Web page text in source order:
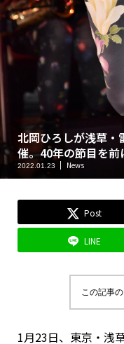
北岡ひろしが浅草・
催。40年の節目を
2022.01.23 News
Post
LINE
この記事
1月23日、東京・浅